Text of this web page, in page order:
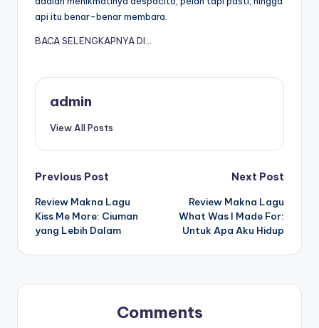
api itu benar-benar membara.
BACA SELENGKAPNYA DI…
admin
View All Posts
Post
navigation
Previous Post
Review Makna Lagu
Kiss Me More: Ciuman
yang Lebih Dalam
Next Post
Review Makna Lagu
What Was I Made For:
Untuk Apa Aku Hidup
Comments